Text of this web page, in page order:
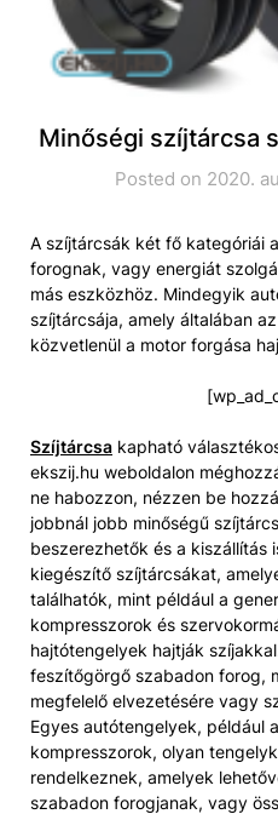
Minőségi szíjtárcsa
Posted on 2020.
A szíjtárcsák két fő kategóriái
forognak, vagy energiát
más eszközhöz. Mindegyik
szíjtárcsája, amely általában
közvetlenül a motor forgása
Szíjtárcsa kapható
ekszij.hu weboldalon
ne habozzon, nézzen be
jobbnál jobb minőségű
beszerezhetők és a kiszállítás
kiegészítő szíjtárcsákat,
találhatók, mint például a
kompresszorok és
hajtótengelyek hajtják
feszítőgörgő szabadon forog,
megfelelő elvezetésére vagy
Egyes autótengelyek, például
kompresszorok, olyan
rendelkeznek, amelyek
szabadon forogjanak, vagy